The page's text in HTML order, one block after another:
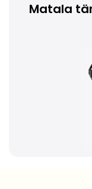
Matala